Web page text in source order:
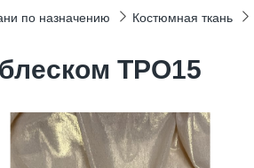
по назначению Костюмная ткань
ТРО15